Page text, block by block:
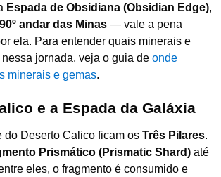
Espada de Obsidiana (Obsidian Edge),
90º andar das Minas — vale a pena
ela. Para entender quais minerais e
jornada, veja o guia de onde
minerais e gemas.
e a Espada da Galáxia
do Deserto Calico ficam os Três Pilares.
Prismático (Prismatic Shard) até
eles, o fragmento é consumido e